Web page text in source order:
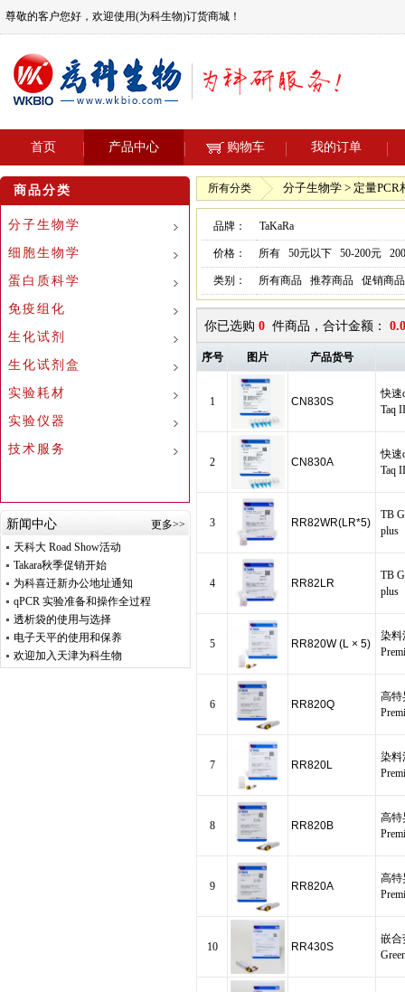
尊敬的客户您好，欢迎使用(为科生物)订货商城！
首页 产品中心 购物车 我的订单
商品分类
分子生物学
细胞生物学
蛋白质科学
免疫组化
生化试剂
生化试剂盒
实验耗材
实验仪器
技术服务
新闻中心
更多>>
天科大 Road Show活动
Takara秋季促销开始
为科喜迁新办公地址通知
qPCR 实验准备和操作全过程
透析袋的使用与选择
电子天平的使用和保养
欢迎加入天津为科生物
所有分类 分子生物学 > 定量
品牌： TaKaRa
价格： 所有 50元以下 50-200元
类别： 所有商品 推荐商品 促销商品
你已选购 0 件商品，合计金额：
序号 图片 产品货号
1 CN830S
快速
Taq
2 CN830A
快速
Taq
3 RR82WR(LR*5)
TB
plus
4 RR82LR
TB
plus
5 RR820W (L × 5)
染料
6 RR820Q
高特
7 RR820L
染料
8 RR820B
高特
9 RR820A
高特
10 RR430S
嵌合